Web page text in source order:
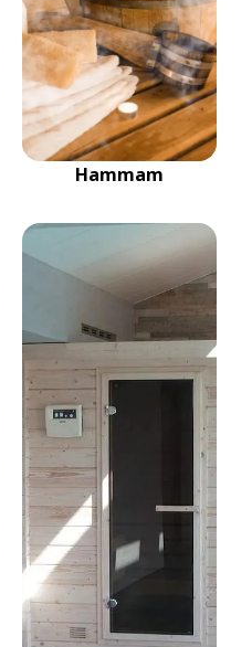
Hammam